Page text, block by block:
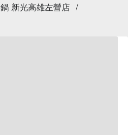
新光高雄左營店 /